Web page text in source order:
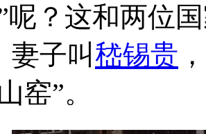
呢？这和两位
妻子叫 嵇锡贵
窑”。